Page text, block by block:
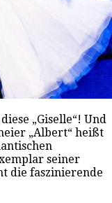
„Giselle“! Und
„Albert“ heißt
seiner
die faszinierende